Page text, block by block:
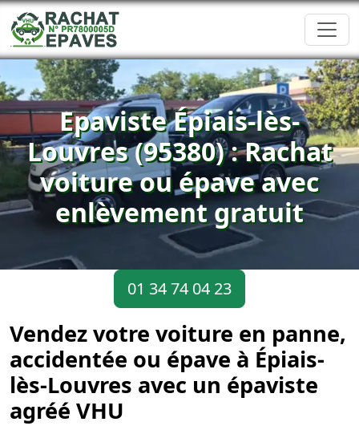
Epaviste Épiais-lès-
Louvres (95380) : Rachat
voiture ou épave avec
enlèvement gratuit
01 34 74 04 23
Vendez votre voiture en panne,
accidentée ou épave à Épiais-
lès-Louvres avec un épaviste
agréé VHU